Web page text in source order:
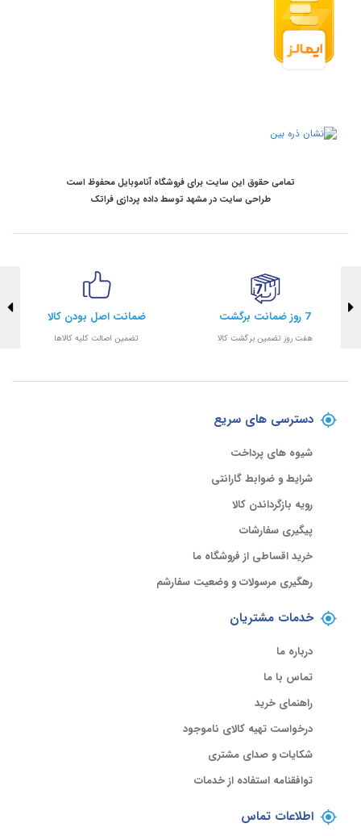
تمامی حقوق این سایت برای فروشگاه آناموبایل محفوظ است
طراحی سایت در مشهد توسطداده پردازی فراتک
7 روز ضمانت برگشت
هفت روز تضمین برگشت کالا
ضمانت اصل بودن کالا
تضمین اصالت کلیه کالاها
دسترسی های سریع
شیوه های پرداخت
شرایط و ضوابط گارانتی
رویه بازگرداندن کالا
پیگیری سفارشات
خرید اقساطی از فروشگاه ما
رهگیری مرسولات و وضعیت سفارشم
خدمات مشتریان
درباره ما
تماس با ما
راهنمای خرید
درخواست تهیه کالای ناموجود
شکایات و صدای مشتری
توافقنامه استفاده از خدمات
اطلاعات تماس